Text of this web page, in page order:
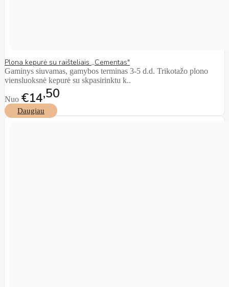
Plona kepurė su raišteliais ,,Cementas"
Gaminys siuvamas, gamybos terminas 3-5 d.d. Trikotažo plono
viensluoksnė kepurė su skpasirinktu k..
Nuo €14 50
Daugiau